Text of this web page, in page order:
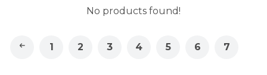
No products found!
1 2 3 4 5 6 7